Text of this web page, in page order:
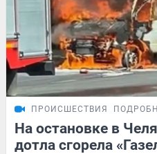
ПРОИСШЕСТВИЯ
На остановке в
дотла сгорела